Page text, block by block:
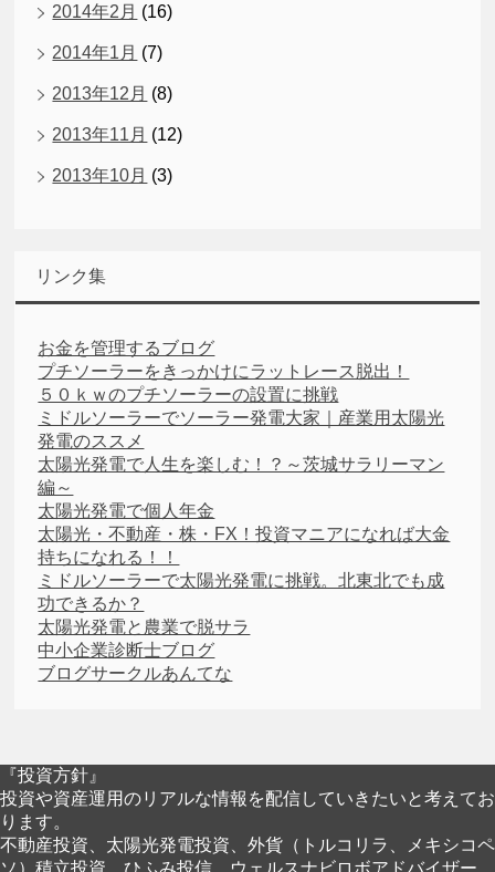
2014年2月 (16)
2014年1月 (7)
2013年12月 (8)
2013年11月 (12)
2013年10月 (3)
リンク集
お金を管理するブログ
プチソーラーをきっかけにラットレース脱出！
５０ｋｗのプチソーラーの設置に挑戦
ミドルソーラーでソーラー発電大家｜産業用太陽光
発電のススメ
太陽光発電で人生を楽しむ！？～茨城サラリーマン
編～
太陽光発電で個人年金
太陽光・不動産・株・FX！投資マニアになれば大金
持ちになれる！！
ミドルソーラーで太陽光発電に挑戦。北東北でも成
功できるか？
太陽光発電と農業で脱サラ
中小企業診断士ブログ
ブログサークルあんてな
『投資方針』
投資や資産運用のリアルな情報を配信していきたいと考えてお
ります。
不動産投資、太陽光発電投資、外貨（トルコリラ、メキシコペ
ソ）積立投資、ひふみ投信、ウェルスナビロボアドバイザー、